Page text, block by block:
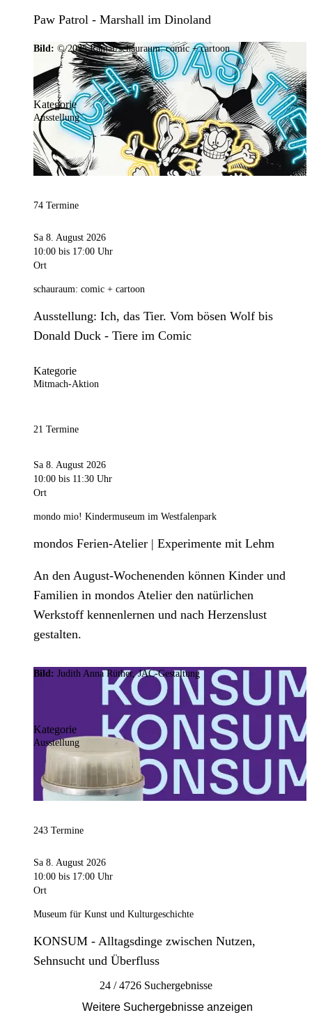
Paw Patrol - Marshall im Dinoland
Bild: © 2025 Ramar/schauraum: comic + cartoon
Kategorie
Ausstellung
74 Termine
Sa 8. August 2026
10:00 bis 17:00 Uhr
Ort
schauraum: comic + cartoon
Ausstellung: Ich, das Tier. Vom bösen Wolf bis
Donald Duck - Tiere im Comic
Kategorie
Mitmach-Aktion
21 Termine
Sa 8. August 2026
10:00 bis 11:30 Uhr
Ort
mondo mio! Kindermuseum im Westfalenpark
mondos Ferien-Atelier | Experimente mit Lehm
An den August-Wochenenden können Kinder und
Familien in mondos Atelier den natürlichen
Werkstoff kennenlernen und nach Herzenslust
gestalten.
Bild: Judith Anna Rüther, JAC-Gestaltung
Kategorie
Ausstellung
243 Termine
Sa 8. August 2026
10:00 bis 17:00 Uhr
Ort
Museum für Kunst und Kulturgeschichte
KONSUM - Alltagsdinge zwischen Nutzen,
Sehnsucht und Überfluss
24 / 4726 Suchergebnisse
Weitere Suchergebnisse anzeigen